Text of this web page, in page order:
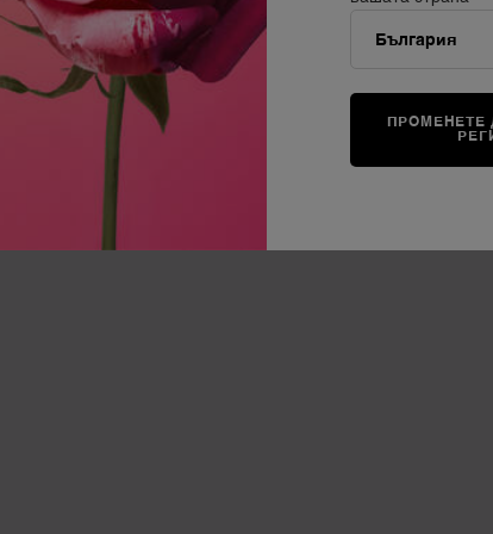
АРОМАТИ
Разгледайте аромати
Най-продавани
90 Години Lancôme
Нашите Оферти